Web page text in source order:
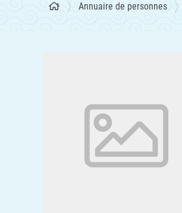
Annuaire de personnes